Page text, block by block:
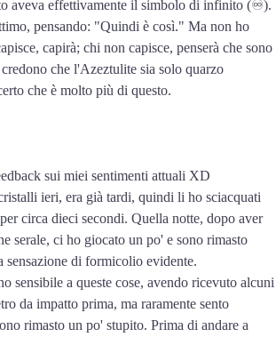
aveva effettivamente il simbolo di infinito (♾️).
pensando: "Quindi è così." Ma non ho
capirà; chi non capisce, penserà che sono
che l'Azeztulite sia solo quarzo
che è molto più di questo.
sui miei sentimenti attuali XD
ieri, era già tardi, quindi li ho sciacquati
circa dieci secondi. Quella notte, dopo aver
serale, ci ho giocato un po' e sono rimasto
sensazione di formicolio evidente.
sensibile a queste cose, avendo ricevuto alcuni
da impatto prima, ma raramente sento
rimasto un po' stupito. Prima di andare a